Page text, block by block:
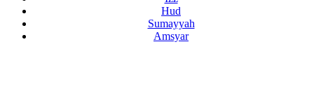
Hud
Sumayyah
Amsyar